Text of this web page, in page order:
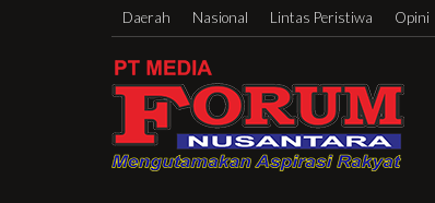
Daerah Nasional Lintas Peristiwa Opini